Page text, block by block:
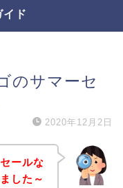
ド
のサマーセ
2020年12月2日
ールな
した～